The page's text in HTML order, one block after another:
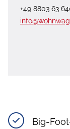
+49 8803 63
Big-